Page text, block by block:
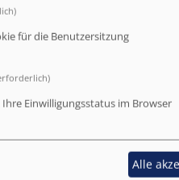
für die Benutzersitzung
Einwilligungsstatus im Browser
Alle